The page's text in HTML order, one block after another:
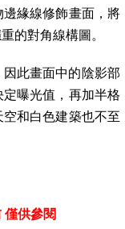
緣線修飾畫面，將
的對角線構圖。
此畫面中的陰影部
曝光值，再加半格
和白色建築也不至
僅供參閱